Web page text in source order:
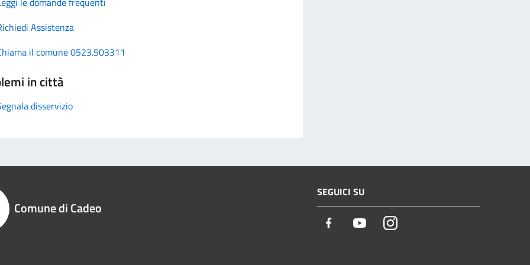
Assistenza
il comune 0523.503311
in città
disservizio
Comune di Cadeo
SEGUICI SU
Facebook YoutubeInstagram